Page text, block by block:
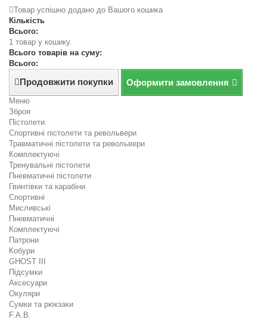
Товар успішно додано до Вашого кошика
Кількість
Всього:
1 товар у кошику.
Всього товарів на суму:
Всього:
Продовжити покупки Оформити замовлення
Меню
Зброя
Пістолети
Спортивні пістолети та револьвери
Травматичні пістолети та револьвери
Комплектуючі
Тренувальні пістолети
Пневматичні пістолети
Гвинтівки та карабіни
Спортивні
Мисливські
Пневматичні
Комплектуючі
Патрони
Кобури
GHOST III
Підсумки
Аксесуари
Окуляри
Сумки та рюкзаки
F.A.B.